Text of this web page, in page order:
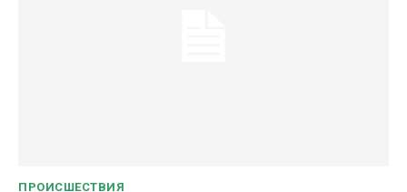
ПРОИСШЕСТВИЯ